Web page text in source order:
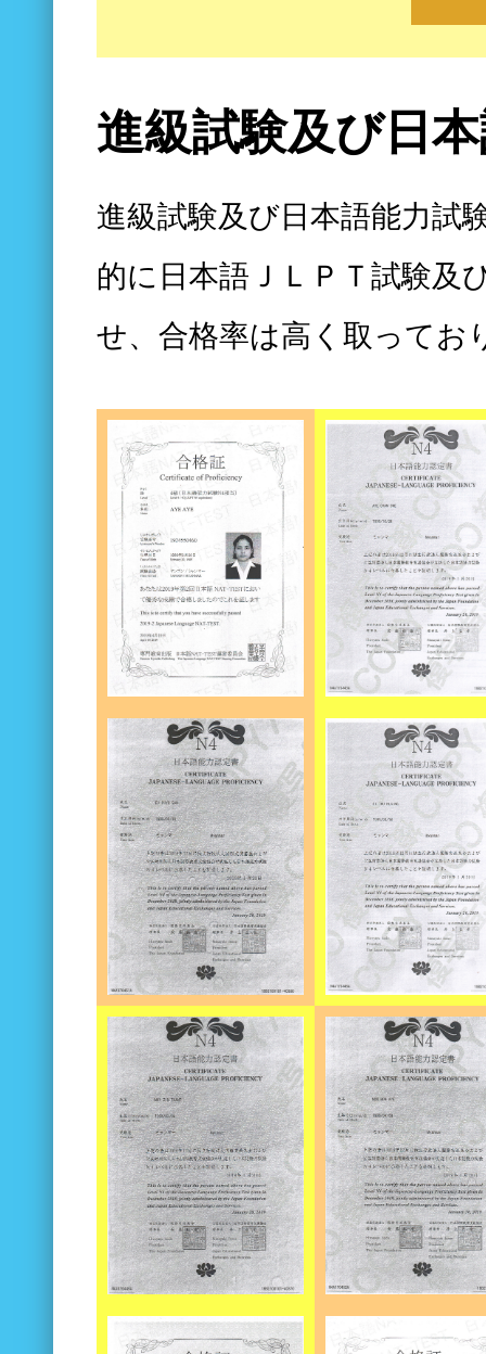
進級試験及び日
進級試験及び日本語能力試
的に日本語ＪＬＰＴ試験及
せ、合格率は高く取ってお